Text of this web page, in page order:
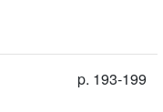
p. 193-199